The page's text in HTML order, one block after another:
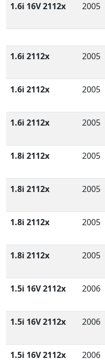
1.6i 16V 2112x 2005
1.6i 2112x 2005
1.6i 2112x 2005
1.6i 2112x 2005
1.8i 2112x 2005
1.8i 2112x 2005
1.8i 2112x 2005
1.8i 2112x 2005
1.5i 16V 2112x 2006
1.5i 16V 2112x 2006
1.5i 16V 2112x 2006